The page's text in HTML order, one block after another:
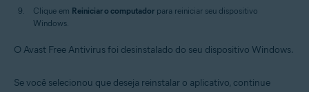
Clique em Reiniciar o computador para reiniciar seu dispositivo
Windows.
O Avast Free Antivirus foi desinstalado do seu dispositivo Windows.
Se você selecionou que deseja reinstalar o aplicativo, continue